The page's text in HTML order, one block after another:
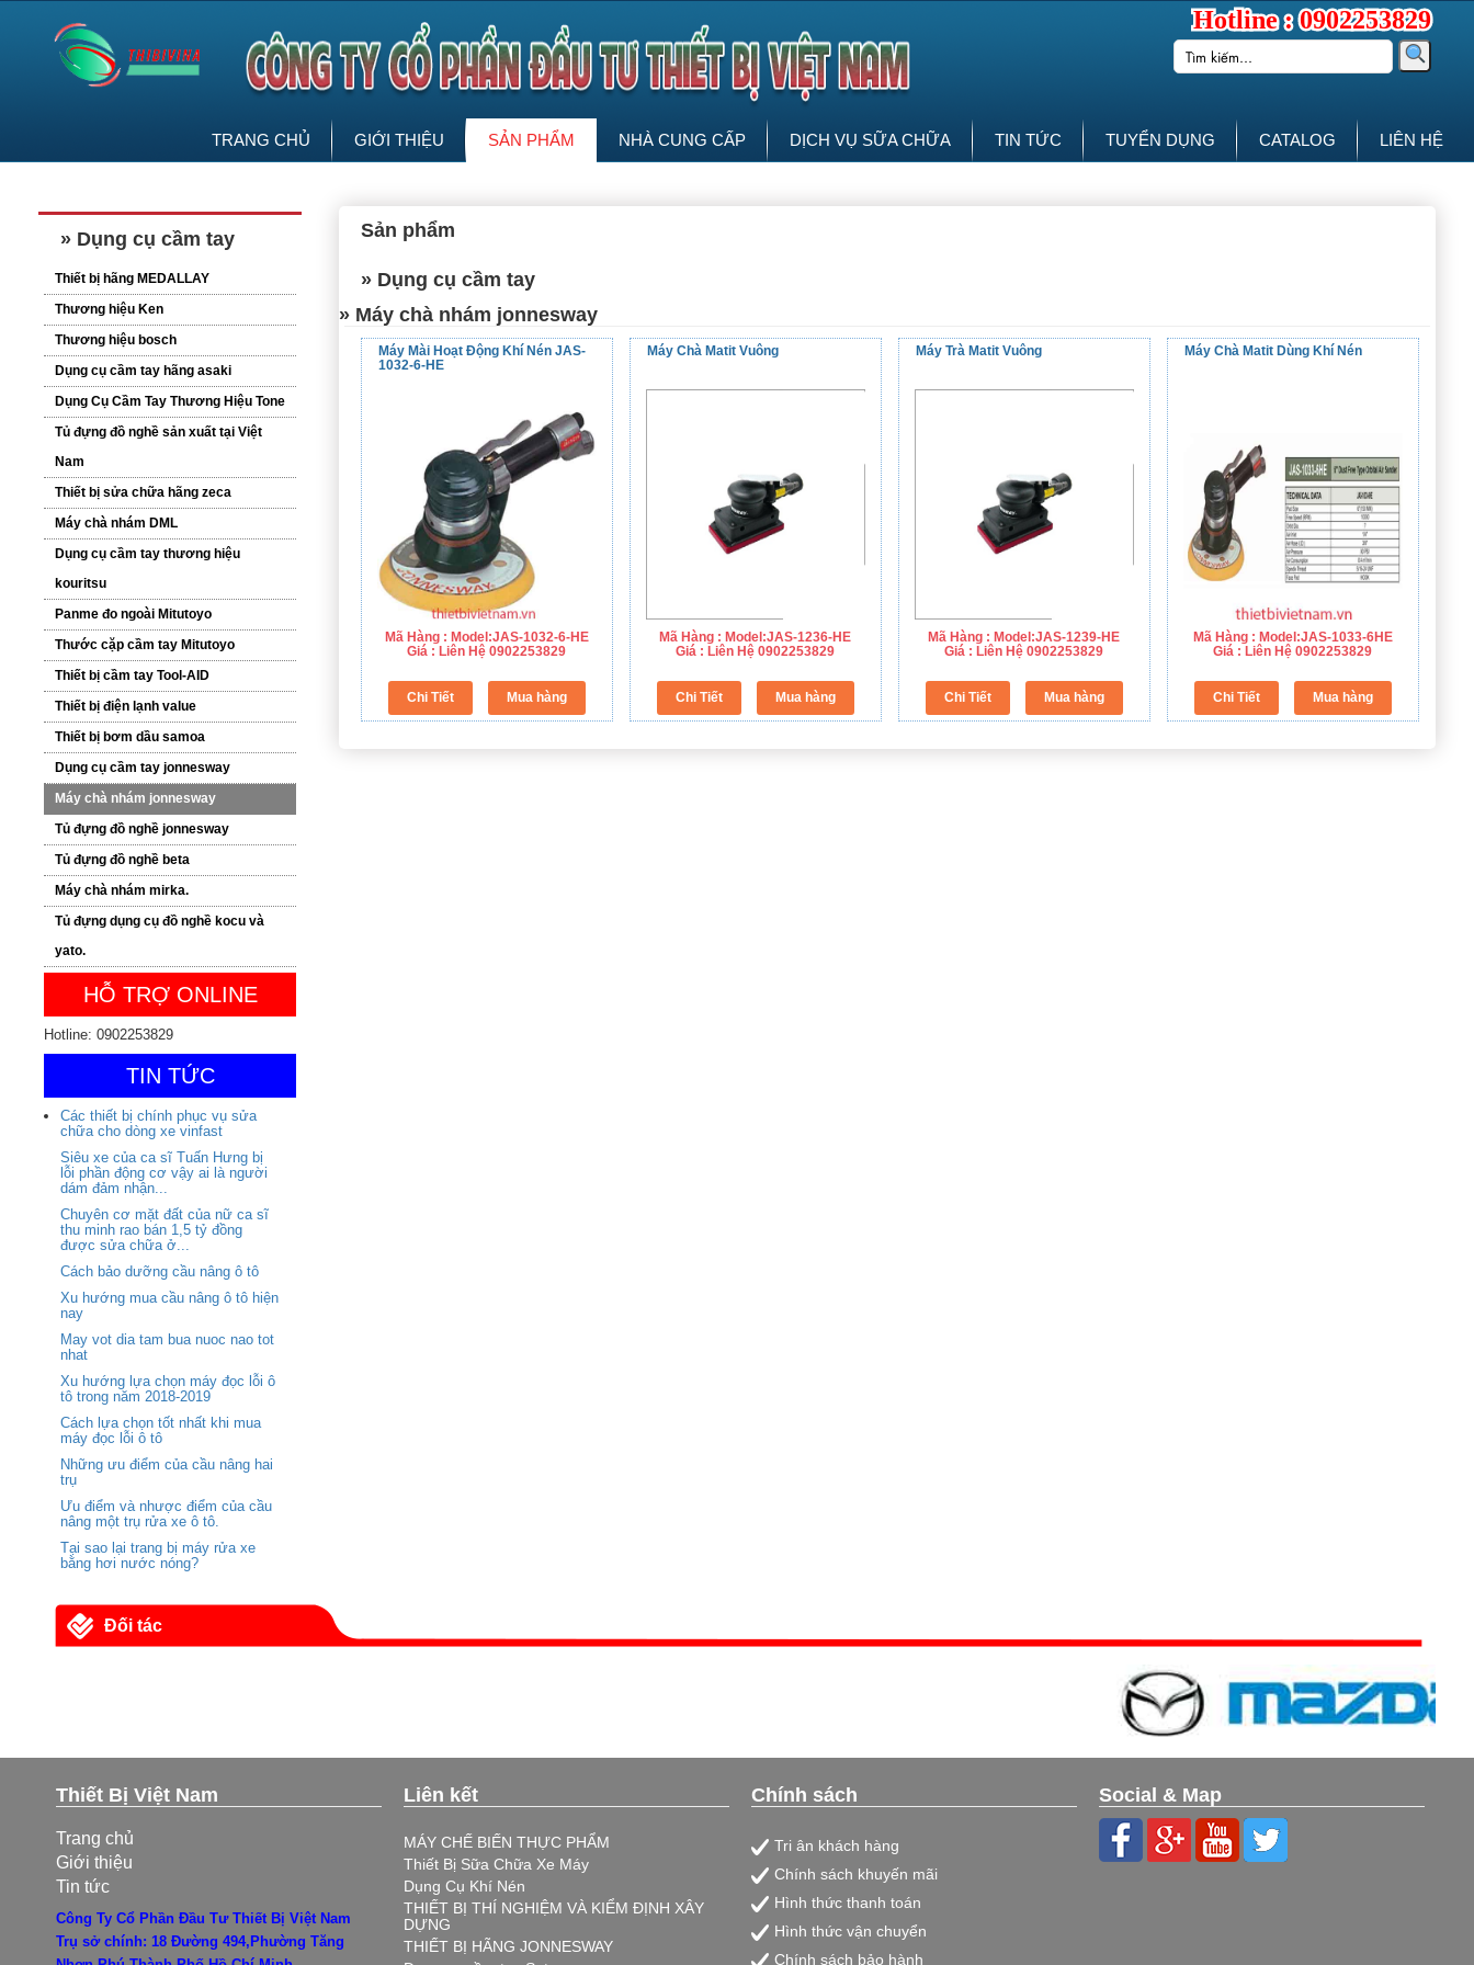
Hotline : 0902253829
TRANG CHỦ GIỚI THIỆU SẢN PHẨM NHÀ CUNG CẤP DỊCH VỤ SỮA CHỮA TIN TỨC TUYỂN DỤNG CATALOG LIÊN HỆ
» Dụng cụ cầm tay
Thiết bị hãng MEDALLAY
Thương hiệu Ken
Thương hiệu bosch
Dụng cụ cầm tay hãng asaki
Dụng Cụ Cầm Tay Thương Hiệu Tone
Tủ đựng đồ nghề sản xuất tại Việt
Nam
Thiết bị sửa chữa hãng zeca
Máy chà nhám DML
Dụng cụ cầm tay thương hiệu
kouritsu
Panme đo ngoài Mitutoyo
Thước cặp cầm tay Mitutoyo
Thiết bị cầm tay Tool-AID
Thiết bị điện lạnh value
Thiết bị bơm dầu samoa
Dụng cụ cầm tay jonnesway
Máy chà nhám jonnesway
Tủ đựng đồ nghề jonnesway
Tủ đựng đồ nghề beta
Máy chà nhám mirka.
Tủ đựng dụng cụ đồ nghề kocu và
yato.
HỖ TRỢ ONLINE
Hotline: 0902253829
TIN TỨC
Các thiết bị chính phục vụ sửa
chữa cho dòng xe vinfast
Siêu xe của ca sĩ Tuấn Hưng bị
lỗi phần động cơ vậy ai là người
dám đảm nhận...
Chuyên cơ mặt đất của nữ ca sĩ
thu minh rao bán 1,5 tỷ đồng
được sửa chữa ở...
Cách bảo dưỡng cầu nâng ô tô
Xu hướng mua cầu nâng ô tô hiện
nay
May vot dia tam bua nuoc nao tot
nhat
Xu hướng lựa chọn máy đọc lỗi ô
tô trong năm 2018-2019
Cách lựa chọn tốt nhất khi mua
máy đọc lỗi ô tô
Những ưu điểm của cầu nâng hai
trụ
Ưu điểm và nhược điểm của cầu
nâng một trụ rửa xe ô tô.
Tại sao lại trang bị máy rửa xe
bằng hơi nước nóng?
Sản phẩm
» Dụng cụ cầm tay
» Máy chà nhám jonnesway
Máy Mài Hoạt Động Khí Nén JAS-
1032-6-HE
Mã Hàng : Model:JAS-1032-6-HE
Giá : Liên Hệ 0902253829
Máy Chà Matit Vuông
Mã Hàng : Model:JAS-1236-HE
Giá : Liên Hệ 0902253829
Máy Trà Matit Vuông
Mã Hàng : Model:JAS-1239-HE
Giá : Liên Hệ 0902253829
Máy Chà Matit Dùng Khí Nén
Mã Hàng : Model:JAS-1033-6HE
Giá : Liên Hệ 0902253829
Đối tác
Thiết Bị Việt Nam
Trang chủ
Giới thiệu
Tin tức
Công Ty Cổ Phần Đầu Tư Thiết Bị Việt Nam
Trụ sở chính: 18 Đường 494,Phường Tăng
Liên kết
MÁY CHẾ BIẾN THỰC PHẨM
Thiết Bị Sữa Chữa Xe Máy
Dụng Cụ Khí Nén
THIẾT BỊ THÍ NGHIỆM VÀ KIỂM ĐỊNH XÂY
DỰNG
THIẾT BỊ HÃNG JONNESWAY
Chính sách
Tri ân khách hàng
Chính sách khuyến mãi
Hình thức thanh toán
Hình thức vận chuyển
Chính sách bảo hành
Social & Map